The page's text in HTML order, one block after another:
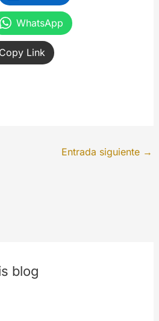
WhatsApp
Copy Link
Entrada siguiente →
blog